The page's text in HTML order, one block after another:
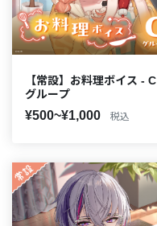
【常設】お料理ボイス - C
グループ
¥500~¥1,000 税込